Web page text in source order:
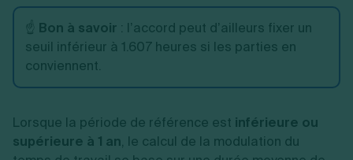
☝️ Bon à savoir : l’accord peut d’ailleurs fixer un
seuil inférieur à 1.607 heures si les parties en
conviennent.
Lorsque la période de référence est inférieure ou
supérieure à 1 an, le calcul de la modulation du